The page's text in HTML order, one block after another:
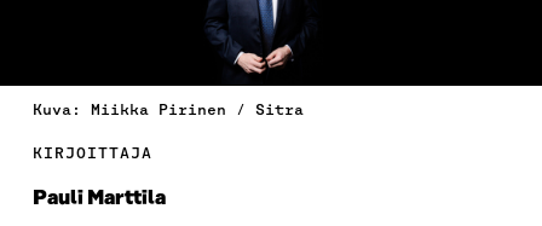
Kuva: Miikka Pirinen / Sitra
KIRJOITTAJA
Pauli Marttila